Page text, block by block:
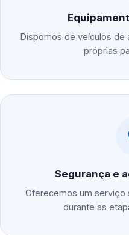
Dispomos de veículos de
próprias
Segurança e
Oferecemos um serviço
durante as